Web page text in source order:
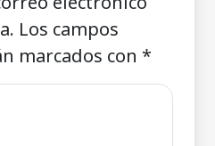
Los campos
marcados con *